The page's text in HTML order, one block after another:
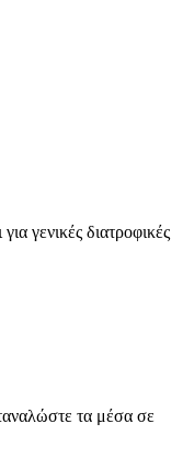
γενικές διατροφικές
τα μέσα σε